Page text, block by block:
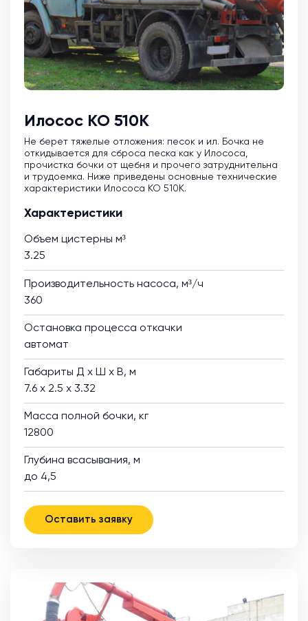
Илосос КО 510К
Не берет тяжелые отложения: песок и ил. Бочка не
откидывается для сброса песка как у Илососа,
прочистка бочки от щебня и прочего затруднительна
и трудоемка. Ниже приведены основные технические
характеристики Илососа КО 510К.
Характеристики
Объем цистерны м³
3.25
Производительность насоса, м³/ч
360
Остановка процесса откачки
автомат
Габариты Д х Ш х В, м
7.6 х 2.5 х 3.32
Масса полной бочки, кг
12800
Глубина всасывания, м
до 4,5
Оставить заявку